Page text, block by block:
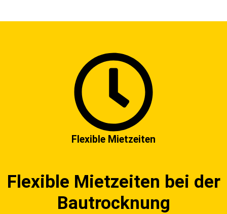
Flexible Mietzeiten
Flexible Mietzeiten bei der
Bautrocknung